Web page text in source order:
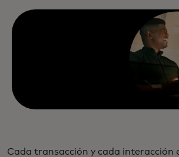
Cada transacción y cada interacción